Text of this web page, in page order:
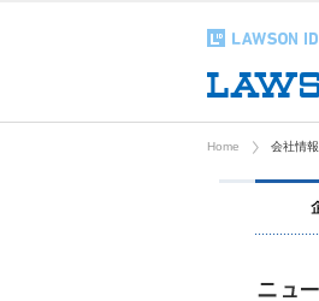
Home 会社情報